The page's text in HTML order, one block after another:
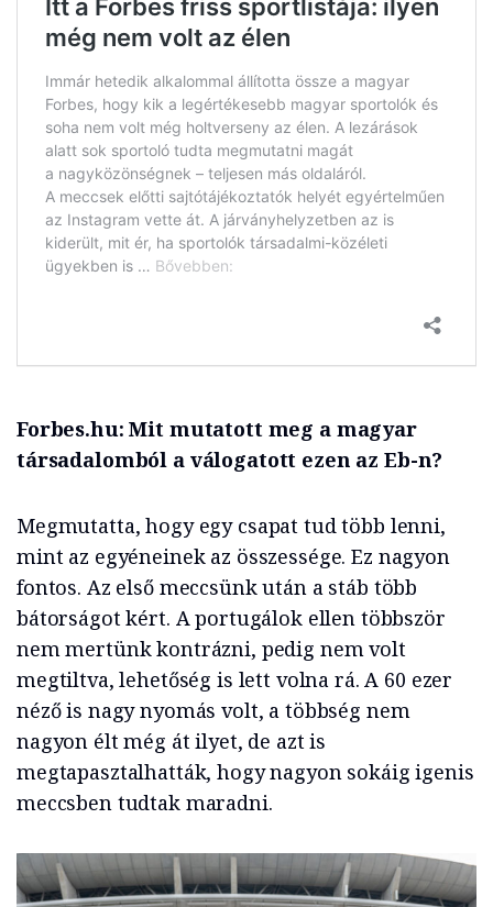
Forbes.hu: Mit mutatott meg a magyar
társadalomból a válogatott ezen az Eb-n?
Megmutatta, hogy egy csapat tud több lenni,
mint az egyéneinek az összessége. Ez nagyon
fontos. Az első meccsünk után a stáb több
bátorságot kért. A portugálok ellen többször
nem mertünk kontrázni, pedig nem volt
megtiltva, lehetőség is lett volna rá. A 60 ezer
néző is nagy nyomás volt, a többség nem
nagyon élt még át ilyet, de azt is
megtapasztalhatták, hogy nagyon sokáig igenis
meccsben tudtak maradni.